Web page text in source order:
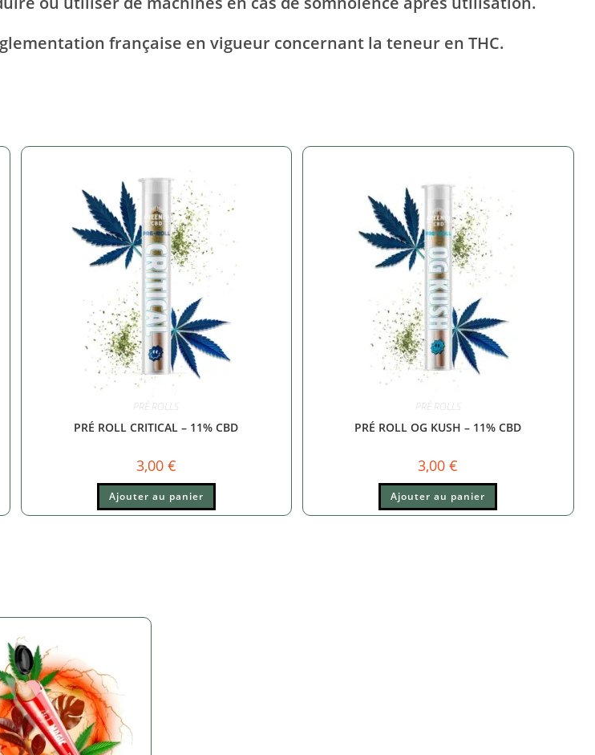
française en vigueur concernant la teneur en THC.
PRÉ ROLLS
PRÉ ROLL CRITICAL – 11% CBD
3,00 €
Ajouter au panier
PRÉ ROLLS
PRÉ ROLL OG KUSH – 11% CBD
3,00€
Ajouter au panier